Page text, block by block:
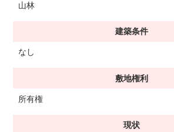
山林
建築条件
なし
敷地権利
所有権
現状